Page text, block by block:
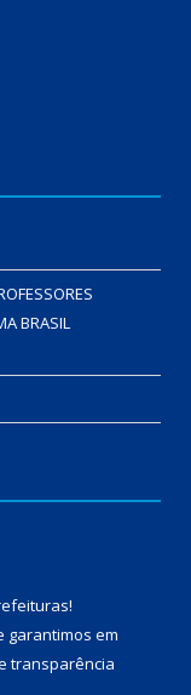
BRASIL
!
garantimos em
transparência